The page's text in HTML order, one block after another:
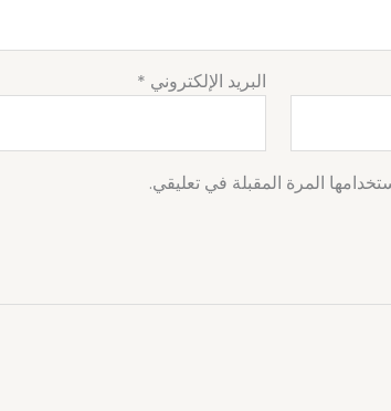
البريد الإلكتروني *
المرة المقبلة في تعليقي.